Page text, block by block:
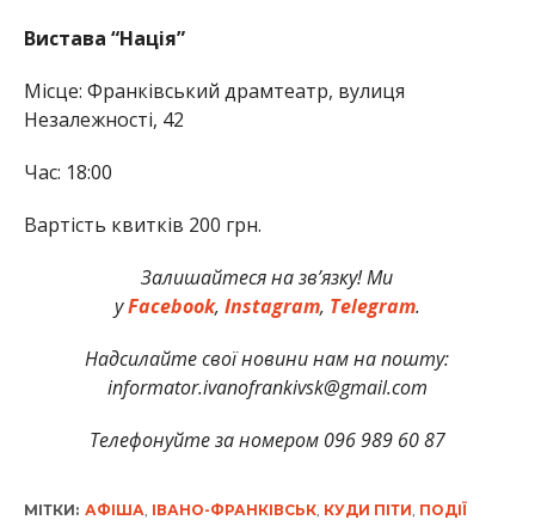
Вистава “Нація”
Місце: Франківський драмтеатр, вулиця
Незалежності, 42
Час: 18:00
Вартість квитків 200 грн.
Залишайтеся на зв’язку! Ми
уFacebook, Instagram, Telegram.
Надсилайте свої новини нам на пошту:
informator.ivanofrankivsk@gmail.com
Телефонуйте за номером 096 989 60 87
МІТКИ: АФІША ІВАНО-ФРАНКІВСЬК, КУДИ ПІТИ ПОДІЇ